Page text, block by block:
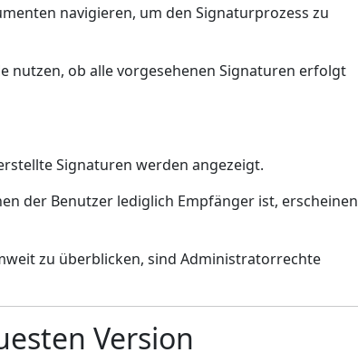
navigieren, um den Signaturprozess zu
nutzen, ob alle vorgesehenen Signaturen erfolgt
Signaturen werden angezeigt.
der Benutzer lediglich Empfänger ist, erscheinen
zu überblicken, sind Administratorrechte
Version